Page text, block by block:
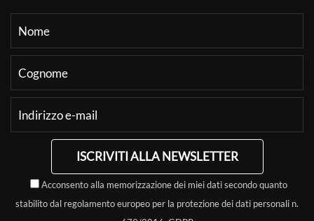
ISCRIVITI ALLA NEWSLETTER
Acconsento alla memorizzazione dei miei dati secondo quanto
stabilito dal regolamento europeo per la protezione dei dati personali n.